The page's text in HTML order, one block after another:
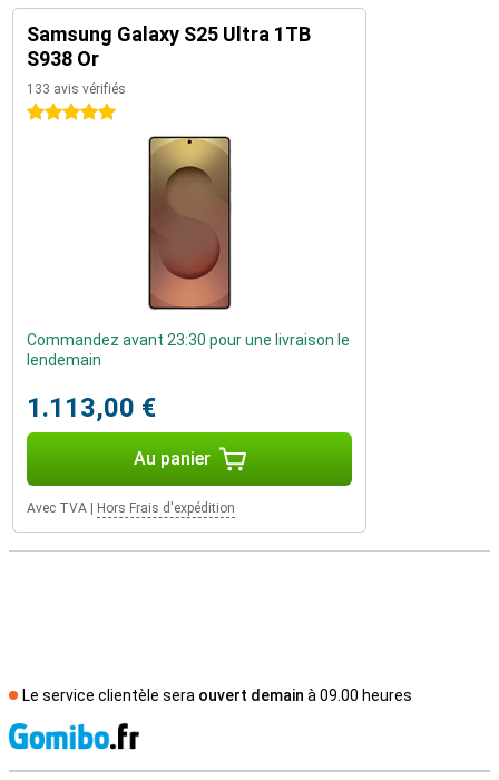
Samsung Galaxy S25 Ultra 1TB
S938 Or
133 avis vérifiés
5 étoiles
Commandez avant 23:30 pour une livraison le
lendemain
1.113,00 €
Au panier
Avec TVA Hors Frais d'expédition
Le service clientèle sera ouvert demain à 09.00 heures